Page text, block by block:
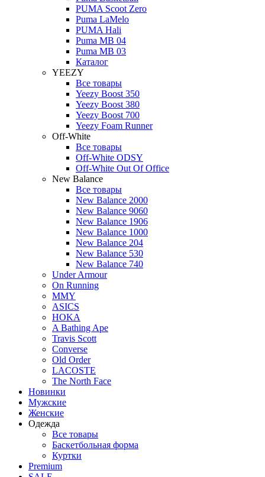
PUMA Scoot Zero
Puma LaMelo
PUMA Hali
Puma MB 04
Puma MB 03
Каталог
YEEZY
Все товары
Yeezy Boost 350
Yeezy Boost 380
Yeezy Boost 700
Yeezy Foam Runner
Off-White
Все товары
Off-White ODSY
Off-White Out Of Office
New Balance
Все товары
New Balance 2000
New Balance 9060
New Balance 1906
New Balance 1000
New Balance 204
New Balance 530
New Balance 740
Under Armour
On Running
MMY
ASICS
HOKA
A Bathing Ape
Travis Scott
Converse
Old Order
LACOSTE
The North Face
Новинки
Мужские
Женские
Одежда
Все товары
Баскетбольная форма
Куртки
Premium